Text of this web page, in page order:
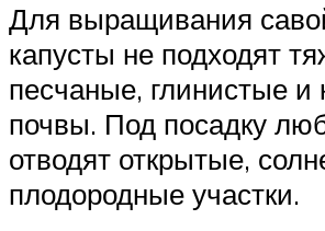
Для выращивания
капусты не подходят
песчаные, глинистые и
почвы. Под посадку
отводят открытые,
плодородные участки.